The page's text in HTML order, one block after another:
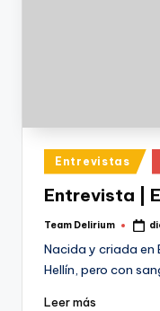
Publicado
en
Entrevistas
Entrevista |
Publicado
Team Delirium
Nacida y criada en
Hellín, pero con
Leer más